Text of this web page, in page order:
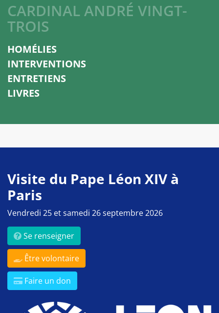
CARDINAL ANDRÉ VINGT-
TROIS
HOMÉLIES
INTERVENTIONS
ENTRETIENS
LIVRES
Visite du Pape Léon XIV à
Paris
Vendredi 25 et samedi 26 septembre 2026
Se renseigner
Être volontaire
Faire un don